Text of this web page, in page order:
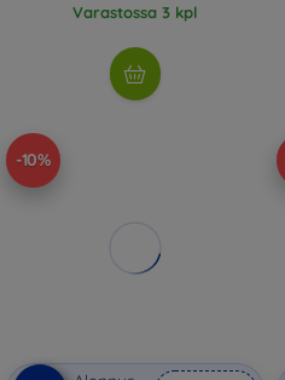
Varastossa 3 kpl
-10%